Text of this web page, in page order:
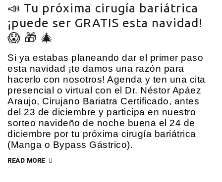
📣 Tu próxima cirugía bariátrica
¡puede ser GRATIS esta navidad!
😱 🎁 🎄
Si ya estabas planeando dar el primer paso
esta navidad ¡te damos una razón para
hacerlo con nosotros! Agenda y ten una cita
presencial o virtual con el Dr. Néstor Apáez
Araujo, Cirujano Bariatra Certificado, antes
del 23 de diciembre y participa en nuestro
sorteo navideño de noche buena el 24 de
diciembre por tu próxima cirugía bariátrica
(Manga o Bypass Gástrico).
READ MORE